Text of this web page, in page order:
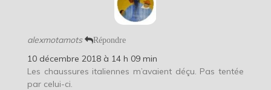
alexmotamots Répondre
10 décembre 2018 à 14 h 09 min
Les chaussures italiennes m’avaient déçu. Pas tentée
par celui-ci.